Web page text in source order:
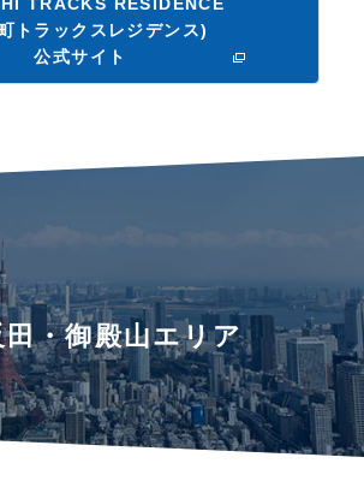
トラックスレジデンス)
公式サイト
田・御殿山エリア